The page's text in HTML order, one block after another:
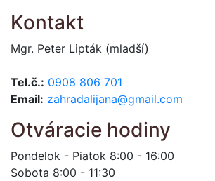
Kontakt
Mgr. Peter Lipták (mladší)
Tel.č.: 0908 806 701
Email: zahradalijana@gmail.com
Otváracie hodiny
Pondelok - Piatok 8:00 - 16:00
Sobota 8:00 - 11:30